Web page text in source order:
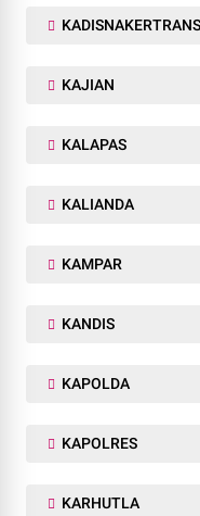
KADISNAKERTRANS
KAJIAN
KALAPAS
KALIANDA
KAMPAR
KANDIS
KAPOLDA
KAPOLRES
KARHUTLA